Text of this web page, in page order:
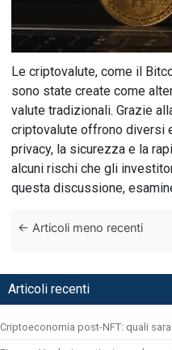
Le criptovalute, come il
sono state create come
valute tradizionali. Grazie
criptovalute offrono diversi
privacy, la sicurezza e la
alcuni rischi che gli
questa discussione,
← Articoli meno recenti
Articoli recenti
Criptoeconomia post-NFT: quali